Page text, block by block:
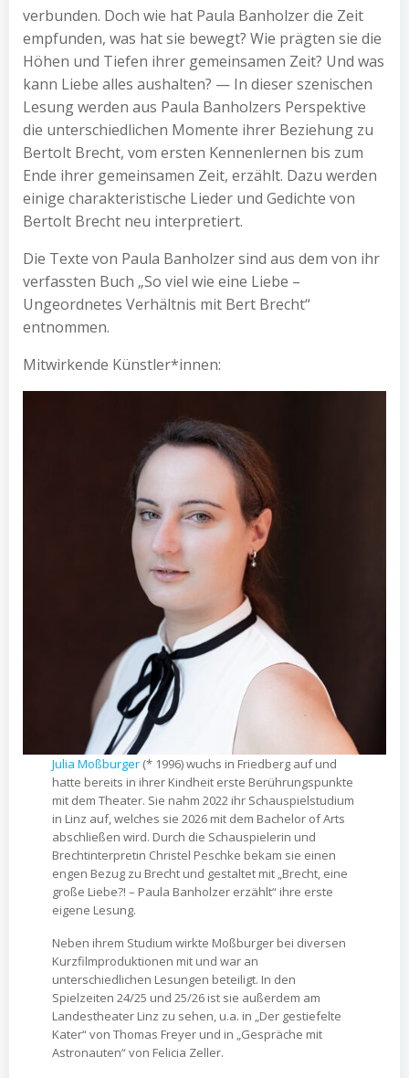
verbunden. Doch wie hat Paula Banholzer die Zeit
empfunden, was hat sie bewegt? Wie prägten sie die
Höhen und Tiefen ihrer gemeinsamen Zeit? Und was
kann Liebe alles aushalten? — In dieser szenischen
Lesung werden aus Paula Banholzers Perspektive
die unterschiedlichen Momente ihrer Beziehung zu
Bertolt Brecht, vom ersten Kennenlernen bis zum
Ende ihrer gemeinsamen Zeit, erzählt. Dazu werden
einige charakteristische Lieder und Gedichte von
Bertolt Brecht neu interpretiert.
Die Texte von Paula Banholzer sind aus dem von ihr
verfassten Buch „So viel wie eine Liebe –
Ungeordnetes Verhältnis mit Bert Brecht“
entnommen.
Mitwirkende Künstler*innen:
Julia Moßburger(* 1996) wuchs in Friedberg auf und
hatte bereits in ihrer Kindheit erste Berührungspunkte
mit dem Theater. Sie nahm 2022 ihr Schauspielstudium
in Linz auf, welches sie 2026 mit dem Bachelor of Arts
abschließen wird. Durch die Schauspielerin und
Brechtinterpretin Christel Peschke bekam sie einen
engen Bezug zu Brecht und gestaltet mit „Brecht, eine
große Liebe?! – Paula Banholzer erzählt“ ihre erste
eigene Lesung.
Neben ihrem Studium wirkte Moßburger bei diversen
Kurzfilmproduktionen mit und war an
unterschiedlichen Lesungen beteiligt. In den
Spielzeiten 24/25 und 25/26 ist sie außerdem am
Landestheater Linz zu sehen, u.a. in „Der gestiefelte
Kater“ von Thomas Freyer und in „Gespräche mit
Astronauten“ von Felicia Zeller.